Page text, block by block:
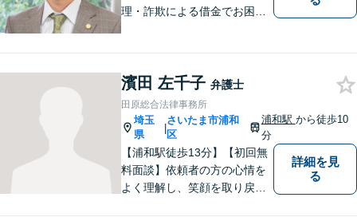
理・詐欺による借金でお困り
駅5分】【プライバシー配慮】
【平日22時・土日祝20時ま
で】【弁護士歴10年以上】
濱田 左千子 弁護士
田原総合法律事務所
埼玉
県
|
さいたま市浦和
区
浦和駅 から徒歩10
分
【浦和駅徒歩13分】【初回無
料面談】依頼者の方の心情を
よく理解し、笑顔を取り戻す
詳細を見
る